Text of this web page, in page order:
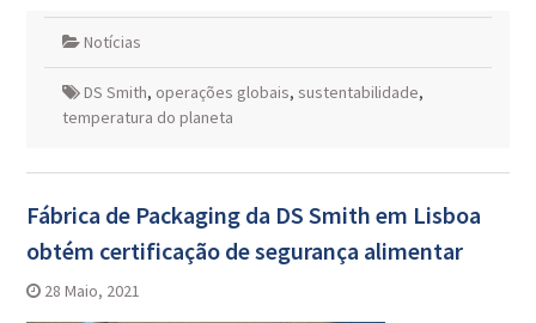
Notícias
DS Smith, operações globais, sustentabilidade,
temperatura do planeta
Fábrica de Packaging da DS Smith em Lisboa
obtém certificação de segurança alimentar
28 Maio, 2021